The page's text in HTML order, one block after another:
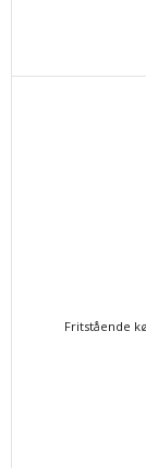
Fritstående